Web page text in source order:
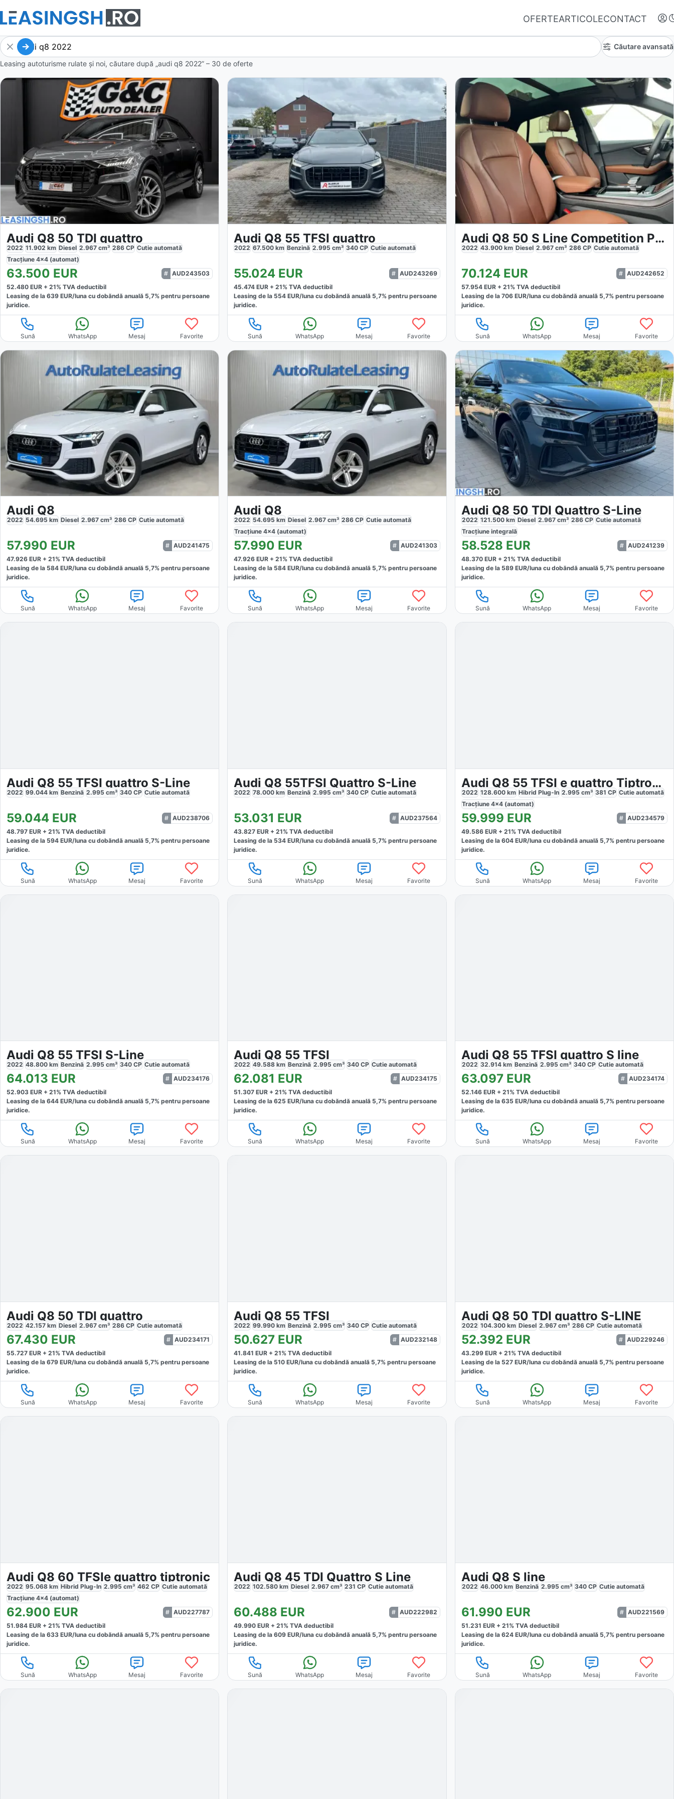
OFERTEARTICOLECONTACT
Autentifică-te
Nu ai oferte favorite
Căutare avansată
Leasing autoturisme rulate și noi, căutare după „audi q8 2022” – 30 de oferte
Audi Q8 50 TDI quattro
2022 11.902 km Diesel 2.967 cm³ 286 CP Cutie automată
Tracțiune 4x4 (automat)
63.500 EUR
AUD243503
52.480 EUR + 21% TVA deductibil
Leasing de la 639 EUR/luna cu dobăndă anuală 5,7% pentru persoane
juridice.
Sună WhatsApp Mesaj Favorite
Audi Q8 55 TFSI quattro
2022 67.500 km Benzină 2.995 cm³ 340 CP Cutieautomată
55.024 EUR
AUD243269
45.474 EUR +21% TVA deductibil
Leasing de la 554 EUR/luna cu dobăndă anuală 5,7% pentru persoane
juridice.
Sună WhatsApp Mesaj Favorite
Audi Q8 50 S Line Competition Plus
2022 43.900km Diesel 2.967cm³ 286CP Cutie automată
70.124EUR
AUD242652
57.954EUR + 21% TVA deductibil
Leasing de la 706EUR/lunacu dobăndă anuală 5,7% pentru persoane
juridice.
Sună WhatsApp Mesaj Favorite
Audi Q8
2022 54.695 km Diesel 2.967 cm³ 286 CP Cutie automată
57.990 EUR
AUD241475
47.926 EUR + 21% TVA deductibil
Leasing de la 584 EUR/luna cu dobăndă anuală 5,7% pentru persoane
juridice.
Sună WhatsApp Mesaj Favorite
Audi Q8
2022 54.695 km Diesel 2.967 cm³ 286 CP Cutieautomată
Tracțiune4x4 (automat)
57.990 EUR
AUD241303
47.926 EUR +21% TVA deductibil
Leasing de la 584 EUR/luna cu dobăndă anuală 5,7% pentru persoane
juridice.
Sună WhatsApp Mesaj Favorite
Audi Q8 50 TDI Quattro S-Line
2022 121.500km Diesel 2.967cm³ 286CP Cutie automată
Tracțiune integrală
58.528 EUR
AUD241239
48.370EUR + 21% TVA deductibil
Leasing de la 589EUR/lunacu dobăndă anuală 5,7% pentru persoane
juridice.
Sună WhatsApp Mesaj Favorite
Audi Q8 55 TFSI quattro S-Line
2022 99.044 km Benzină 2.995 cm³ 340 CP Cutie automată
59.044 EUR
AUD238706
48.797 EUR + 21% TVA deductibil
Leasing de la 594 EUR/luna cu dobăndă anuală 5,7% pentru persoane
juridice.
Sună WhatsApp Mesaj Favorite
Audi Q8 55TFSI Quattro S-Line
2022 78.000 km Benzină 2.995 cm³ 340 CP Cutieautomată
53.031 EUR
AUD237564
43.827 EUR +21% TVA deductibil
Leasing de la 534 EUR/luna cu dobăndă anuală 5,7% pentru persoane
juridice.
Sună WhatsApp Mesaj Favorite
Audi Q8 55 TFSI e quattro Tiptronic
2022 128.600km Hibrid Plug-In 2.995 cm³ 381 CP Cutie automată
Tracțiune 4x4 (automat)
59.999 EUR
AUD234579
49.586EUR + 21% TVA deductibil
Leasing de la 604EUR/lunacu dobăndă anuală 5,7% pentru persoane
juridice.
Sună WhatsApp Mesaj Favorite
Audi Q8 55 TFSI S-Line
2022 48.800 km Benzină 2.995 cm³ 340 CP Cutie automată
64.013 EUR
AUD234176
52.903 EUR + 21% TVA deductibil
Leasing de la 644 EUR/luna cu dobăndă anuală 5,7% pentru persoane
juridice.
Sună WhatsApp Mesaj Favorite
Audi Q8 55 TFSI
2022 49.588 km Benzină 2.995 cm³ 340 CP Cutieautomată
62.081 EUR
AUD234175
51.307 EUR +21% TVA deductibil
Leasing de la625 EUR/luna cu dobăndă anuală 5,7% pentru persoane
juridice.
Sună WhatsApp Mesaj Favorite
Audi Q8 55 TFSI quattro S line
2022 32.914km Benzină 2.995 cm³ 340CP Cutie automată
63.097EUR
AUD234174
52.146EUR + 21% TVA deductibil
Leasing de la 635 EUR/lunacu dobăndă anuală 5,7% pentru persoane
juridice.
Sună WhatsApp Mesaj Favorite
Audi Q8 50 TDI quattro
2022 42.157 km Diesel 2.967 cm³ 286 CP Cutie automată
67.430 EUR
AUD234171
55.727 EUR + 21% TVA deductibil
Leasing de la 679 EUR/luna cu dobăndă anuală 5,7% pentru persoane
juridice.
Sună WhatsApp Mesaj Favorite
Audi Q8 55 TFSI
2022 99.990 km Benzină 2.995 cm³ 340 CP Cutieautomată
50.627 EUR
AUD232148
41.841 EUR +21% TVA deductibil
Leasing de la 510 EUR/luna cu dobăndă anuală 5,7% pentru persoane
juridice.
Sună WhatsApp Mesaj Favorite
Audi Q8 50 TDI quattro S-LINE
2022 104.300km Diesel 2.967cm³ 286CP Cutie automată
52.392 EUR
AUD229246
43.299EUR + 21% TVA deductibil
Leasing de la 527EUR/lunacu dobăndă anuală 5,7% pentru persoane
juridice.
Sună WhatsApp Mesaj Favorite
Audi Q8 60 TFSIe quattro tiptronic
2022 95.068 km Hibrid Plug-In 2.995 cm³ 462 CP Cutie automată
Tracțiune 4x4 (automat)
62.900 EUR
AUD227787
51.984 EUR + 21% TVA deductibil
Leasing de la 633 EUR/luna cu dobăndă anuală 5,7% pentru persoane
juridice.
Sună WhatsApp Mesaj Favorite
Audi Q8 45 TDI Quattro S Line
2022 102.580 km Diesel 2.967 cm³ 231 CP Cutieautomată
60.488 EUR
AUD222982
49.990 EUR +21% TVA deductibil
Leasing de la609 EUR/luna cu dobăndă anuală 5,7% pentru persoane
juridice.
Sună WhatsApp Mesaj Favorite
Audi Q8 S line
2022 46.000km Benzină 2.995 cm³ 340CP Cutie automată
61.990 EUR
AUD221569
51.231 EUR + 21% TVA deductibil
Leasing de la 624EUR/lunacu dobăndă anuală 5,7% pentru persoane
juridice.
Sună WhatsApp Mesaj Favorite